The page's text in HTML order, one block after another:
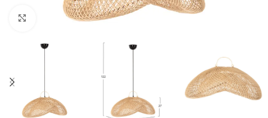
Κάντε κλικ για μεγέθυνση